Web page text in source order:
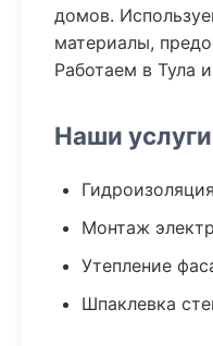
домов.
материалы,
Работаем в Тула
Наши услуги
Гидроизоляция
Монтаж
Утепление
Шпаклевка